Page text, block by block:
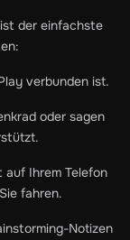
der einfachste
verbunden ist.
oder sagen
Ihrem Telefon
fahren.
Notizen